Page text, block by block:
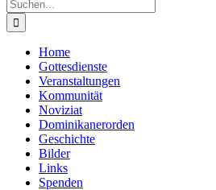
nach:
Home
Gottesdienste
Veranstaltungen
Kommunität
Noviziat
Dominikanerorden
Geschichte
Bilder
Links
Spenden